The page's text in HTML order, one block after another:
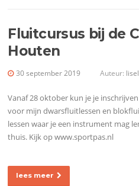
Fluitcursus bij de
Houten
30 september 2019 Auteur:
Vanaf 28 oktober kun je je
voor mijn dwarsfluitlessen en
lessen waar je een instrument mag
thuis. Kijk op www.sportpas.nl
lees meer